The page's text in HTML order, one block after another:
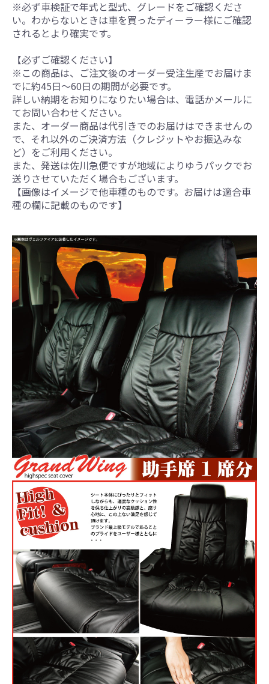
※必ず車検証で年式と型式、グレードをご確認くださ
い。わからないときは車を買ったディーラー様にご確認
されるとより確実です。
【必ずご確認ください】
※この商品は、ご注文後のオーダー受注生産でお届けま
でに約45日～60日の期間が必要です。
詳しい納期をお知りになりたい場合は、電話かメールに
てお問い合わせください。
また、オーダー商品は代引きでのお届けはできませんの
で、それ以外のご決済方法（クレジットやお振込みな
ど）をご利用ください。
また、発送は佐川急便ですが地域によりゆうパックでお
送りさせていただく場合もございます。
【画像はイメージで他車種のものです。お届けは適合車
種の欄に記載のものです】